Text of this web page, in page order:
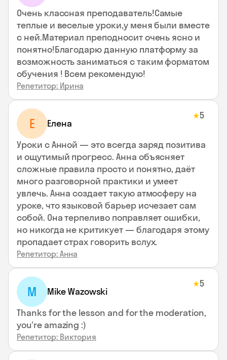
Очень классная преподаватель!Самые
теплые и веселые уроки,у меня были вместе
с ней.Материал преподносит очень ясно и
понятно!Благодарю данную платформу за
возможность заниматься с таким форматом
обучения ! Всем рекомендую!
Репетитор: Ирина
Е Елена
★5
Уроки с Анной — это всегда заряд позитива
и ощутимый прогресс. Анна объясняет
сложные правила просто и понятно, даёт
много разговорной практики и умеет
увлечь. Анна создает такую атмосферу на
уроке, что языковой барьер исчезает сам
собой. Она терпеливо поправляет ошибки,
но никогда не критикует — благодаря этому
пропадает страх говорить вслух.
Репетитор: Анна
M Mike Wazowski
★5
Thanks for the lesson and for the moderation,
you're amazing :)
Репетитор: Виктория